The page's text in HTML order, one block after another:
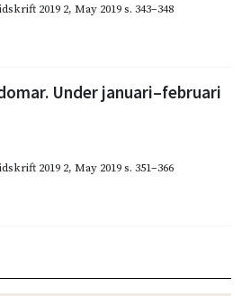
2019 2, May 2019s. 343–348
Under januari–februari
2019 2, May 2019s. 351–366